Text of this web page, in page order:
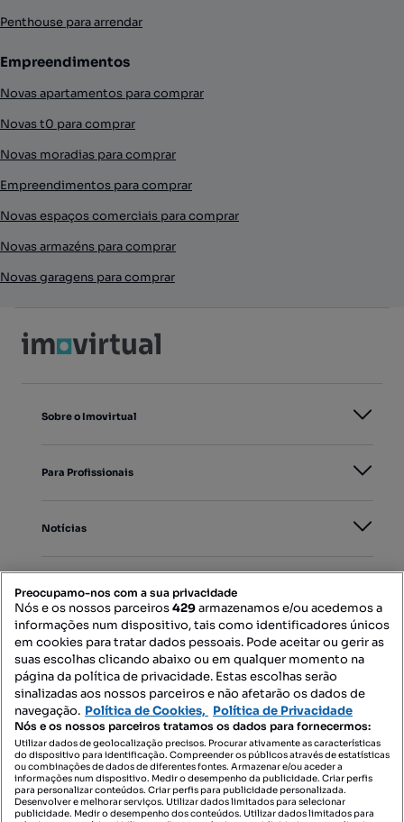
Penthouse para arrendar
Empreendimentos
Novas apartamentos para comprar
Novas t0 para comprar
Novas moradias para comprar
Empreendimentos para comprar
Novas espaços comerciais para comprar
Novas armazéns para comprar
Novas garagens para comprar
Sobre o Imovirtual
Para Profissionais
Notícias
Mapa do Site
Contacte-nos
SIGA-NOS:
Preocupamo-nos com a sua privacidade
Nós e os nossos parceiros429armazenamos e/ou acedemos a
informações num dispositivo, tais como identificadores únicos
em cookies para tratar dados pessoais. Pode aceitar ou gerir as
suas escolhas clicando abaixo ou em qualquer momento na
página da política de privacidade. Estas escolhas serão
sinalizadas aos nossos parceiros e não afetarão os dados de
navegação. Política de Cookies, Política de Privacidade
Nós e os nossos parceiros tratamos os dados para fornecermos:
Utilizar dados de geolocalização precisos. Procurar ativamente as características
do dispositivo para identificação. Compreender os públicos através de estatísticas
ou combinações de dados de diferentes fontes. Armazenar e/ou aceder a
informações num dispositivo. Medir o desempenho da publicidade. Criar perfis
para personalizar conteúdos. Criar perfis para publicidade personalizada.
Desenvolver e melhorar serviços. Utilizar dados limitados para selecionar
publicidade. Medir o desempenho dos conteúdos. Utilizar dados limitados para